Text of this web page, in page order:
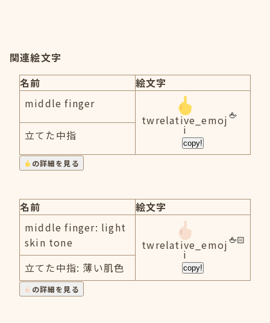
関連絵文字
名前
絵文字
middle finger
twrelative_emoj
i
copy!
立てた中指
の詳細を見る
名前
絵文字
middle finger: light
skin tone
twrelative_emoj
i
copy!
立てた中指: 薄い肌色
の詳細を見る